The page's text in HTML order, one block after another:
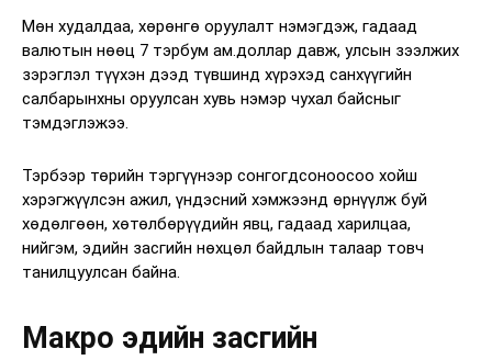
Мөн худалдаа, хөрөнгө оруулалт нэмэгдэж, гадаад
валютын нөөц 7 тэрбум ам.доллар давж, улсын зээлжих
зэрэглэл түүхэн дээд түвшинд хүрэхэд санхүүгийн
салбарынхны оруулсан хувь нэмэр чухал байсныг
тэмдэглэжээ.
Тэрбээр төрийн тэргүүнээр сонгогдсоноосоо хойш
хэрэгжүүлсэн ажил, үндэсний хэмжээнд өрнүүлж буй
хөдөлгөөн, хөтөлбөрүүдийн явц, гадаад харилцаа,
нийгэм, эдийн засгийн нөхцөл байдлын талаар товч
танилцуулсан байна.
Макро эдийн засгийн